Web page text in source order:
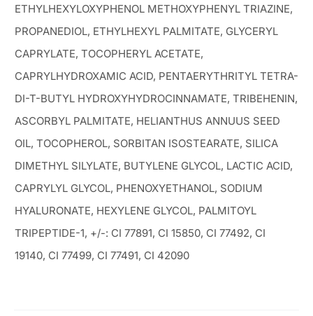
ETHYLHEXYLOXYPHENOL METHOXYPHENYL TRIAZINE,
PROPANEDIOL, ETHYLHEXYL PALMITATE, GLYCERYL
CAPRYLATE, TOCOPHERYL ACETATE,
CAPRYLHYDROXAMIC ACID, PENTAERYTHRITYL TETRA-
DI-T-BUTYL HYDROXYHYDROCINNAMATE, TRIBEHENIN,
ASCORBYL PALMITATE, HELIANTHUS ANNUUS SEED
OIL, TOCOPHEROL, SORBITAN ISOSTEARATE, SILICA
DIMETHYL SILYLATE, BUTYLENE GLYCOL, LACTIC ACID,
CAPRYLYL GLYCOL, PHENOXYETHANOL, SODIUM
HYALURONATE, HEXYLENE GLYCOL, PALMITOYL
TRIPEPTIDE-1, +/-: CI 77891, CI 15850, CI 77492, CI
19140, CI 77499, CI 77491, CI 42090